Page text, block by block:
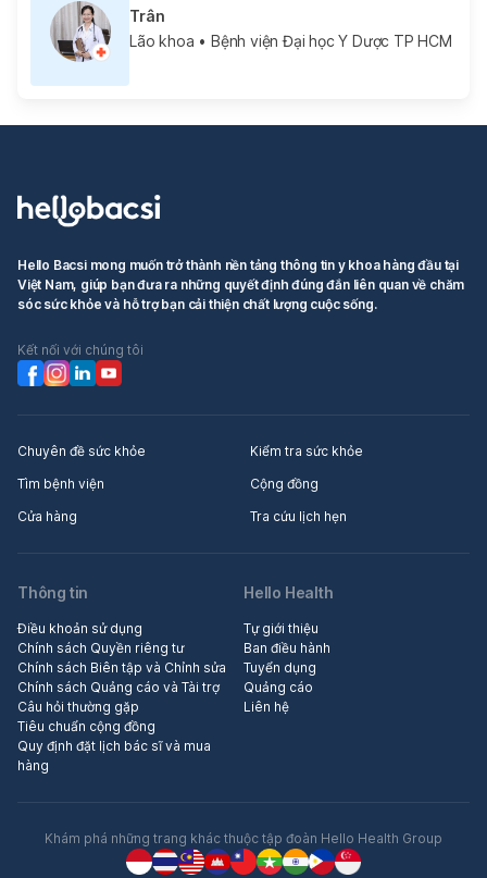
Trân
Lão khoa • Bệnh viện Đại học Y Dược TP HCM
Hello Bacsi mong muốn trở thành nền tảng thông tin y khoa hàng đầu tại
Việt Nam, giúp bạn đưa ra những quyết định đúng đắn liên quan về chăm
sóc sức khỏe và hỗ trợ bạn cải thiện chất lượng cuộc sống.
Kết nối với chúng tôi
Chuyên đề sức khỏe
Kiểm tra sức khỏe
Tìm bệnh viện
Cộng đồng
Cửa hàng
Tra cứu lịch hẹn
Thông tin
Điều khoản sử dụng
Chính sách Quyền riêng tư
Chính sách Biên tập và Chỉnh sửa
Chính sách Quảng cáo và Tài trợ
Câu hỏi thường gặp
Tiêu chuẩn cộng đồng
Quy định đặt lịch bác sĩ và mua
hàng
Hello Health
Tự giới thiệu
Ban điều hành
Tuyển dụng
Quảng cáo
Liên hệ
Khám phá những trang khác thuộc tập đoàn Hello Health Group